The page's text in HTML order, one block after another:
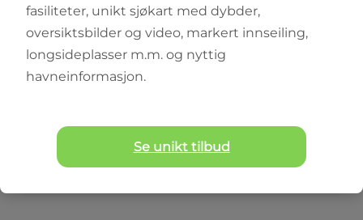
Sunseeker Manhattan 68
70 ft 8 senger
fasiliteter, unikt sjøkart med dybder,
oversiktsbilder og video, markert innseiling,
longsideplasser m.m. og nyttig
havneinformasjon.
Se unikt tilbud